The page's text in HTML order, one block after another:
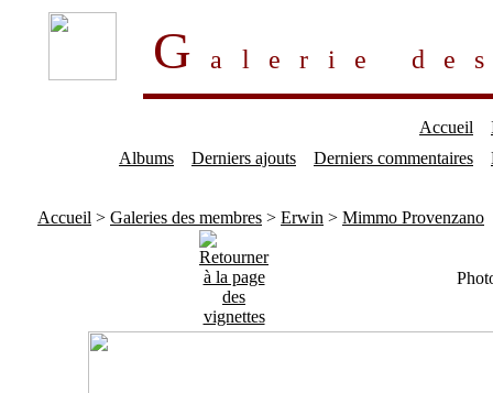
Galerie
Accueil
Albums
Derniers ajouts Derniers commentaires
Accueil > Galeries des membres > Erwin > Mimmo Provenzano